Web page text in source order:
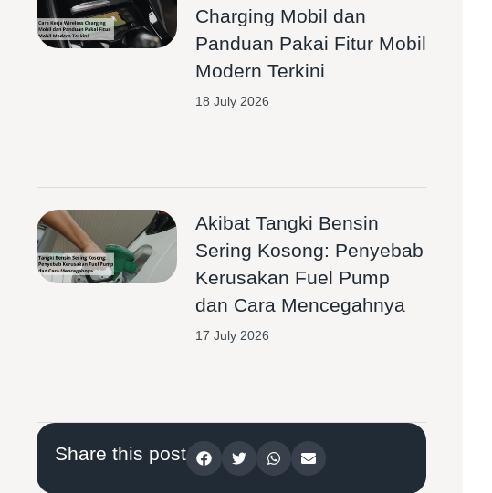
Charging Mobil dan
Panduan Pakai Fitur Mobil
Modern Terkini
18 July 2026
Akibat Tangki Bensin
Sering Kosong: Penyebab
Kerusakan Fuel Pump
dan Cara Mencegahnya
17 July 2026
Share this post